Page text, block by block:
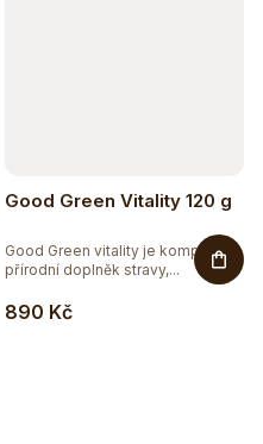
Good Green Vitality 120 g
890 Kč
Good Green vitality je komplexní
přírodní doplněk stravy,...